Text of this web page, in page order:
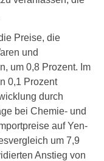
Preise, die
und
um 0,8 Prozent. Im
0,1 Prozent
durch
bei Chemie- und
auf Yen-
um 7,9
Anstieg von